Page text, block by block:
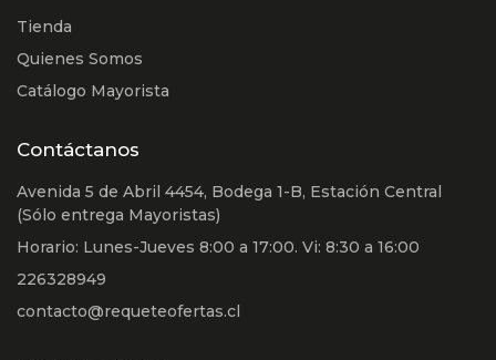
Tienda
Quienes Somos
Catálogo Mayorista
Contáctanos
Avenida 5 de Abril 4454, Bodega 1-B, Estación Central
(Sólo entrega Mayoristas)
Horario: Lunes-Jueves 8:00 a 17:00. Vi: 8:30 a 16:00
226328949
contacto@requeteofertas.cl